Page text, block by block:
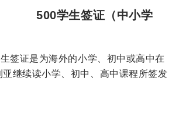
签证（中小学
签证是为海外的小学、初中或高中在
继续读小学、初中、高中课程所签发